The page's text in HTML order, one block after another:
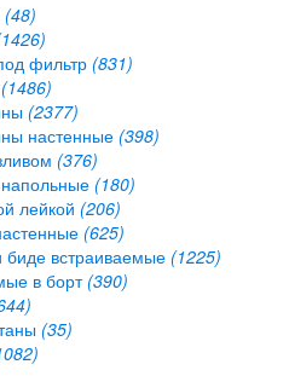
(48)
фильтр (831)
(1486)
(2377)
настенные (398)
(376)
(180)
лейкой (206)
(625)
встраиваемые (1225)
в борт (390)
(35)